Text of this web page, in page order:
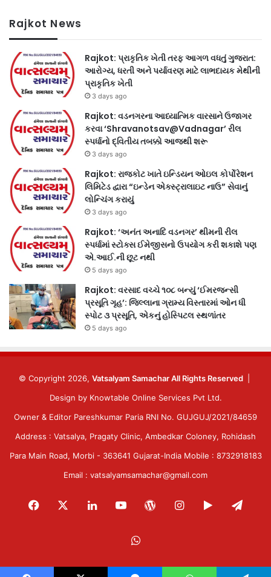
Rajkot News
Rajkot: પ્રાકૃતિક ખેતી તરફ આગળ વધતું ગુજરાત:
આરોગ્ય, ધરતી અને પર્યાવરણ માટે લાભદાયક મેથીની
પ્રાકૃતિક ખેતી
3 days ago
Rajkot: વડનગરના આધ્યાત્મિક વારસાને ઉજાગર
કરવા ‘Shravanotsav@Vadnagar’ રીલ
સ્પર્ધાનો દ્વિતીય તબક્કો આજથી શરૂ
3 days ago
Rajkot: રાજકોટ ખાતે ઇન્ડિયન ઓઇલ કોર્પોરેશન
લિમિટેડ દ્વારા “ઇન્ડેન એક્સ્ટ્રાલાઇટ નાઉ” સેવાનું
લોન્ચિંગ કરાયું
3 days ago
Rajkot: ‘અનંત અનાદિ વડનગર’ થીમની રીલ
સ્પર્ધામાં સ્ટોક્સ ઈમેજીસનો ઉપયોગ કરી શકાશે પણ
એ.આઈ.ની છૂટ નથી
5 days ago
Rajkot: વરસાદ વચ્ચે ૧૦૮ બન્યું ‘ઈમરજન્સી
પ્રસૂતિ ગૃહ’: જિલ્લાના ગ્રામ્ય વિસ્તારમાં ઓન ધી
સ્પોટ ૩ પ્રસૂતિ, એકનું હોસ્પિટલ સ્થળાંતર
5 days ago
© Copyright 2026, Vatsalyam Samachar All Rights Reserved
Design by Knowtable Online Services Pvt Ltd.
Owner & Editor Pareshkumar Paria RNI No. GUJGUJ/2021/84659
Address : Vatsalya, Pragaty Clinic, Ambedkar Coloney, Rohidash
Para Main Road, Morbi - 363641 Gujarat-India Mobile : 8732918183
Email : vatsalyamsamachar@gmail.com
Facebook LinkedInYouTubeWordPressInstagram
Google
WhatsApp